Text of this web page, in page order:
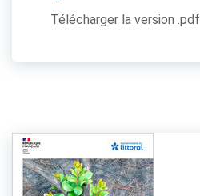
Télécharger la version .pdf